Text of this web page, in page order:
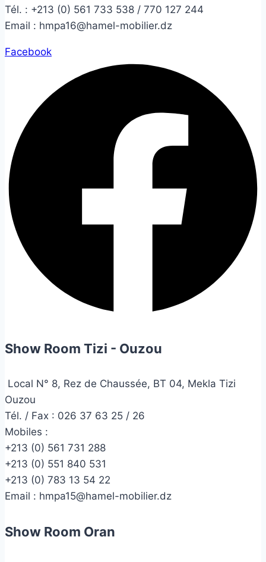
Tél. : +213 (0) 561 733 538 / 770 127 244
Email : hmpa16@hamel-mobilier.dz
Facebook
Show Room Tizi - Ouzou
Local N° 8, Rez de Chaussée, BT 04, Mekla Tizi
Ouzou
Tél. / Fax : 026 37 63 25 / 26
Mobiles :
+213 (0) 561 731 288
+213 (0) 551 840 531
+213 (0) 783 13 54 22
Email : hmpa15@hamel-mobilier.dz
Show Room Oran